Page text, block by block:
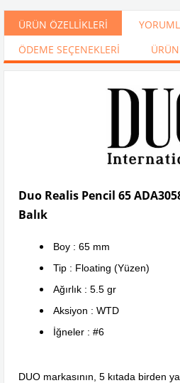
ÜRÜN ÖZELLIKLERI
ÖDEME SEÇENEKLERI
Duo Realis Pencil 65
Balık
Boy : 65 mm
Tip : Floating (Yüzen)
Ağırlık : 5.5 gr
Aksiyon : WTD
İğneler : #6
DUO markasının, 5 kıtada birden